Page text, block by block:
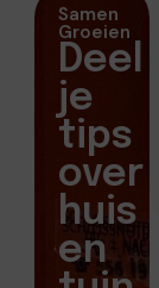
Samen
Groeien
Deel
je
tips
over
huis
en